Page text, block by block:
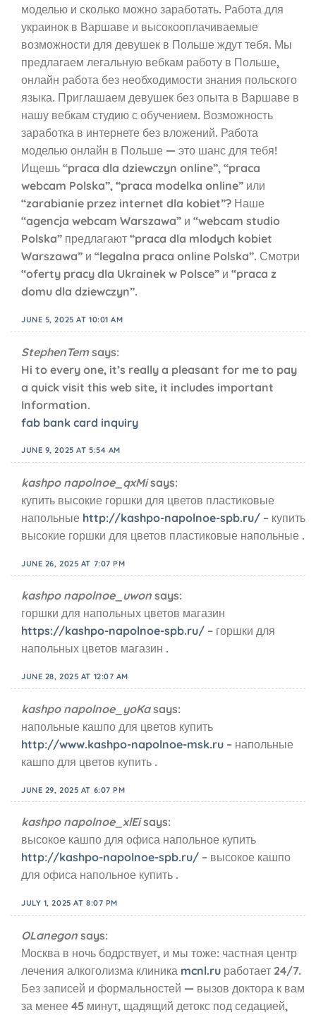
моделью и сколько можно заработать. Работа для
украинок в Варшаве и высокооплачиваемые
возможности для девушек в Польше ждут тебя. Мы
предлагаем легальную вебкам работу в Польше,
онлайн работа без необходимости знания польского
языка. Приглашаем девушек без опыта в Варшаве в
нашу вебкам студию с обучением. Возможность
заработка в интернете без вложений. Работа
моделью онлайн в Польше — это шанс для тебя!
Ищешь “praca dla dziewczyn online”, “praca
webcam Polska”, “praca modelka online” или
“zarabianie przez internet dla kobiet”? Наше
“agencja webcam Warszawa” и “webcam studio
Polska” предлагают “praca dla mlodych kobiet
Warszawa” и “legalna praca online Polska”. Смотри
“oferty pracy dla Ukrainek w Polsce” и “praca z
domu dla dziewczyn”.
JUNE 5, 2025 AT 10:01 AM
StephenTem says:
Hi to every one, it’s really a pleasant for me to pay
a quick visit this web site, it includes important
Information.
fab bank card inquiry
JUNE 9, 2025 AT 5:54 AM
kashpo napolnoe_qxMi says:
купить высокие горшки для цветов пластиковые
напольные http://kashpo-napolnoe-spb.ru/ – купить
высокие горшки для цветов пластиковые напольные .
JUNE 26, 2025 AT 7:07 PM
kashpo napolnoe_uwon says:
горшки для напольных цветов магазин
https://kashpo-napolnoe-spb.ru/ – горшки для
напольных цветов магазин .
JUNE 28, 2025 AT 12:07 AM
kashpo napolnoe_yoKa says:
напольные кашпо для цветов купить
http://www.kashpo-napolnoe-msk.ru – напольные
кашпо для цветов купить .
JUNE 29, 2025 AT 6:07 PM
kashpo napolnoe_xlEi says:
высокое кашпо для офиса напольное купить
http://kashpo-napolnoe-spb.ru/ – высокое кашпо
для офиса напольное купить .
JULY 1, 2025 AT 8:07 PM
OLanegon says:
Москва в ночь бодрствует, и мы тоже: частная центр
лечения алкоголизма клиника mcnl.ru работает 24/7.
Без записей и формальностей — вызов доктора к вам
за менее 45 минут, щадящий детокс под седацией,